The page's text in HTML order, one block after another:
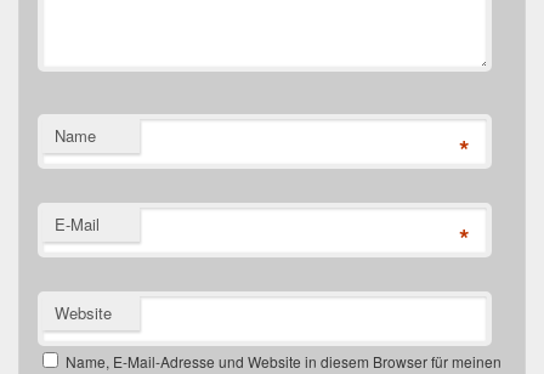
Name *
E-Mail *
Website
Name, E-Mail-Adresse und Website in diesem Browser für meinen